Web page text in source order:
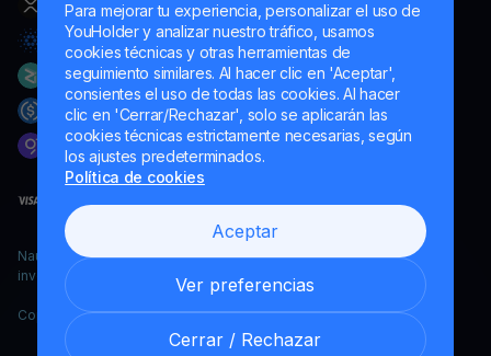
Para mejorar tu experiencia, personalizar el uso de
YouHolder y analizar nuestro tráfico, usamos
cookies técnicas y otras herramientas de
seguimiento similares. Al hacer clic en 'Aceptar',
consientes el uso de todas las cookies. Al hacer
clic en 'Cerrar/Rechazar', solo se aplicarán las
cookies técnicas estrictamente necesarias, según
los ajustes predeterminados.
Política de cookies
Aceptar
Ver preferencias
Cerrar / Rechazar
Naumard LTD. – únicamente para fines de desarrollo informático,
investigación y marketing
Copyright YouHodler, 2026.